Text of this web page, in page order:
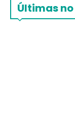
Últimas